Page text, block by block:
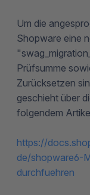
Um die
Shopware eine
Prüfsumme
Zurücksetzen
geschieht über
folgendem
https://
de/shopware6-
durchfuehren